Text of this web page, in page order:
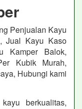
Penjualan Kayu
Jual Kayu Kaso
Kamper Balok,
Kubik Murah,
Hubungi kami
berkualitas,